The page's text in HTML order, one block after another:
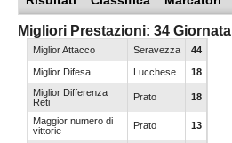
LA SPEZIA
SAVONA
REGIONALI
Migliori Prestazioni: 34 Giornata
Miglior Attacco Seravezza 44
Miglior Difesa Lucchese
18
Miglior Differenza
Reti
Prato 18
Maggior numero di
vittorie
Prato 13